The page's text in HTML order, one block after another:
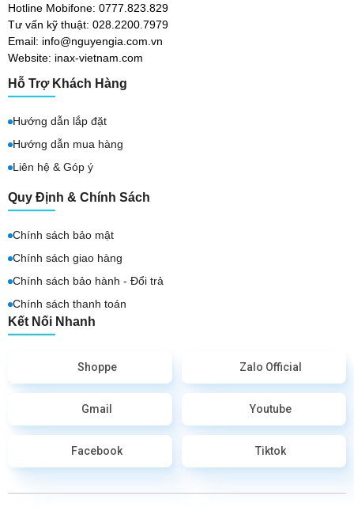
Hotline Mobifone: 0777.823.829
Tư vấn kỹ thuật: 028.2200.7979
Email: info@nguyengia.com.vn
Website: inax-vietnam.com
Hỗ Trợ Khách Hàng
Hướng dẫn lắp đặt
Hướng dẫn mua hàng
Liên hệ & Góp ý
Quy Định & Chính Sách
Chính sách bảo mật
Chính sách giao hàng
Chính sách bảo hành - Đổi trả
Chính sách thanh toán
Kết Nối Nhanh
Shoppe Zalo Official
Gmail Youtube
Facebook Tiktok